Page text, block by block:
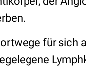
für sich